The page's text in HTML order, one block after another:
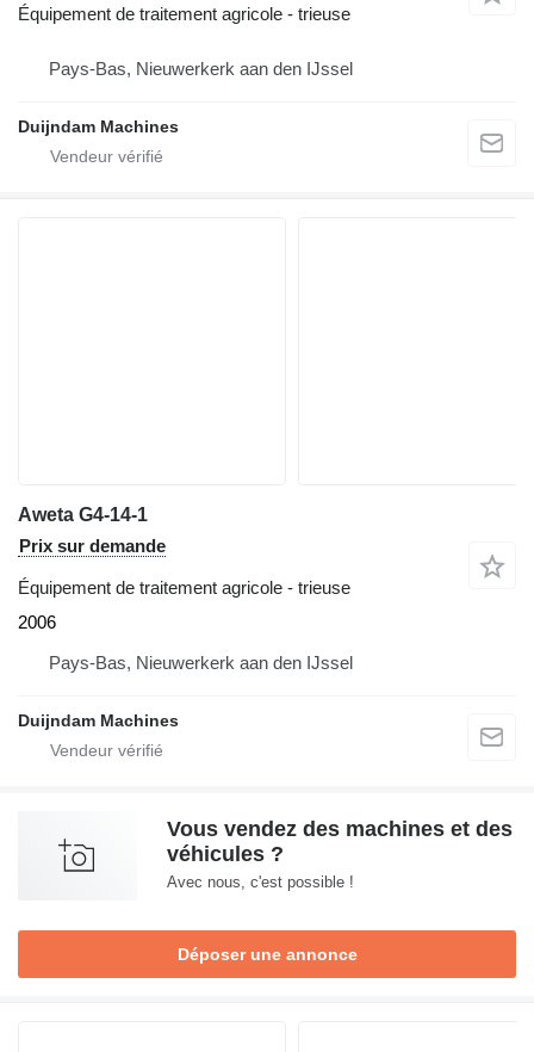
Équipement de traitement agricole - trieuse
Pays-Bas, Nieuwerkerk aan den IJssel
Duijndam Machines
Aweta G4-14-1
Prix sur demande
Équipement de traitement agricole - trieuse
2006
Pays-Bas, Nieuwerkerk aan den IJssel
Duijndam Machines
Vous vendez des machines et des
véhicules ?
Avec nous, c'est possible !
Déposer une annonce